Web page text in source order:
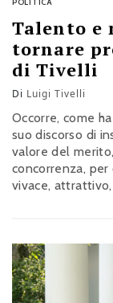
POLITICA
Talento e
tornare
di Tivelli
Di Luigi Tivelli
Occorre, come
suo discorso di
valore del
concorrenza,
vivace,
dell’Accademia